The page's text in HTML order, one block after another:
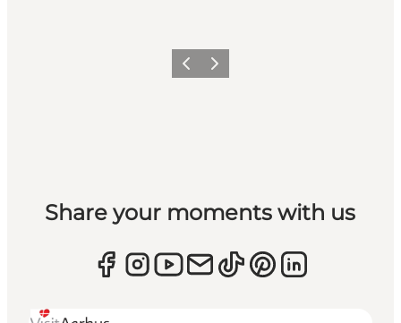
ForrigeNæste
Share your moments with us